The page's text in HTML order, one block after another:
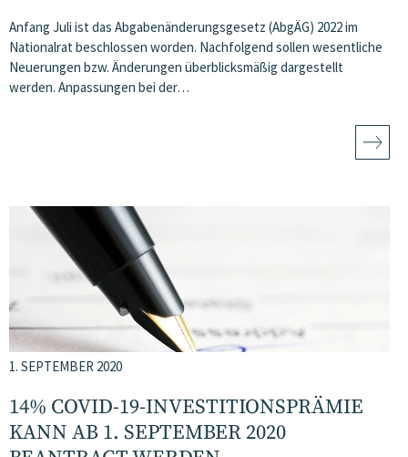
Anfang Juli ist das Abgabenänderungsgesetz (AbgÄG) 2022 im
Nationalrat beschlossen worden. Nachfolgend sollen wesentliche
Neuerungen bzw. Änderungen überblicksmäßig dargestellt
werden. Anpassungen bei der…
1. SEPTEMBER 2020
14% COVID-19-INVESTITIONSPRÄMIE
KANN AB 1. SEPTEMBER 2020